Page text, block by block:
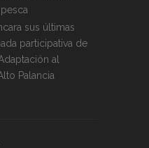
sus últimas
participativa de
al
Palancia